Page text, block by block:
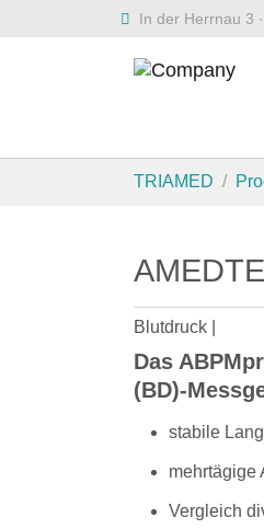
Zum Hauptinhalt springenIn der Herrnau 3
TRIAMED
Blutdruck |
Das
(BD)-
stabile
mehrtägige
Vergleich